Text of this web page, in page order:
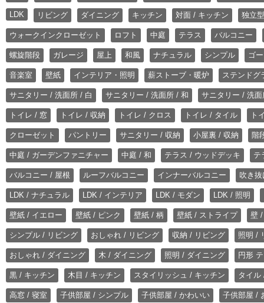
LDK リビング ダイニング キッチン 対面 / キッチン 独立
ウォークインクローゼット ロフト 中庭 テラス バルコニー
螺旋階段 ガレージ 屋上 和風 ナチュラル シンプル ゴ
音楽室 壁紙 インテリア・照明 薪ストーブ・暖炉 ステンドグ
サニタリー / 洗面所 / 白 サニタリー / 洗面所 / 和 サニタリー / 洗
トイレ / 窓 トイレ / 収納 トイレ / クロス トイレ / タイル ト
クローゼット パントリー サニタリー / 収納 小屋裏 / 収納 階
中庭 / ガーデンファニチャー 中庭 / 和 テラス / ウッドデッキ テ
バルコニー / 屋根 ルーフバルコニー インナーバルコニー 吹き
LDK / ナチュラル LDK / インテリア LDK / モダン LDK / 照明
壁紙 / イエロー 壁紙 / ピンク 壁紙 / 柄 壁紙 / ストライプ 壁
シンプル / リビング おしゃれ / リビング 収納 / リビング 照明 /
おしゃれ / ダイニング 木 / ダイニング 照明 / ダイニング 円形
黒 / キッチン 木目 / キッチン スタイリッシュ / キッチン タイル
高窓 / 寝室 子供部屋 / シンプル 子供部屋 / かわいい 子供部屋 /